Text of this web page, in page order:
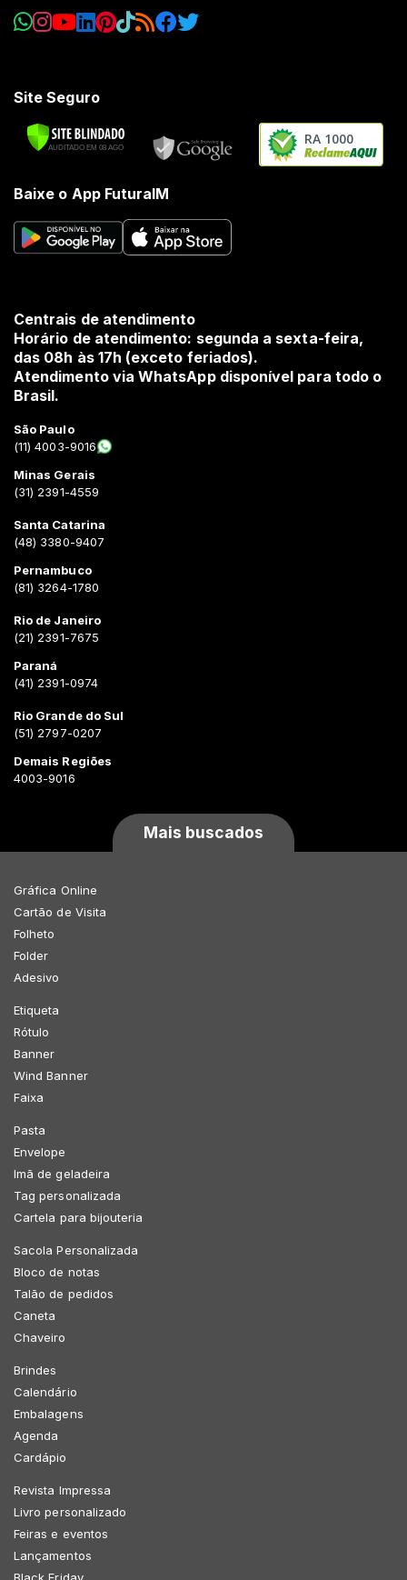
Site Seguro
RA 1000
Baixe o App FuturaIM
Centrais de atendimento
Horário de atendimento: segunda a sexta-feira,
das 08h às 17h (exceto feriados).
Atendimento via WhatsApp disponível para todo o
Brasil.
São Paulo
(11) 4003-9016
Minas Gerais
(31) 2391-4559
Santa Catarina
(48) 3380-9407
Pernambuco
(81) 3264-1780
Rio de Janeiro
(21) 2391-7675
Paraná
(41) 2391-0974
Rio Grande do Sul
(51) 2797-0207
Demais Regiões
4003-9016
Mais buscados
Gráfica Online
Cartão de Visita
Folheto
Folder
Adesivo
Etiqueta
Rótulo
Banner
Wind Banner
Faixa
Pasta
Envelope
Imã de geladeira
Tag personalizada
Cartela para bijouteria
Sacola Personalizada
Bloco de notas
Talão de pedidos
Caneta
Chaveiro
Brindes
Calendário
Embalagens
Agenda
Cardápio
Revista Impressa
Livro personalizado
Feiras e eventos
Lançamentos
Black Friday